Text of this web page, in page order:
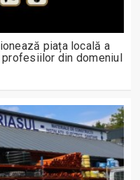
piața locală a
din domeniul